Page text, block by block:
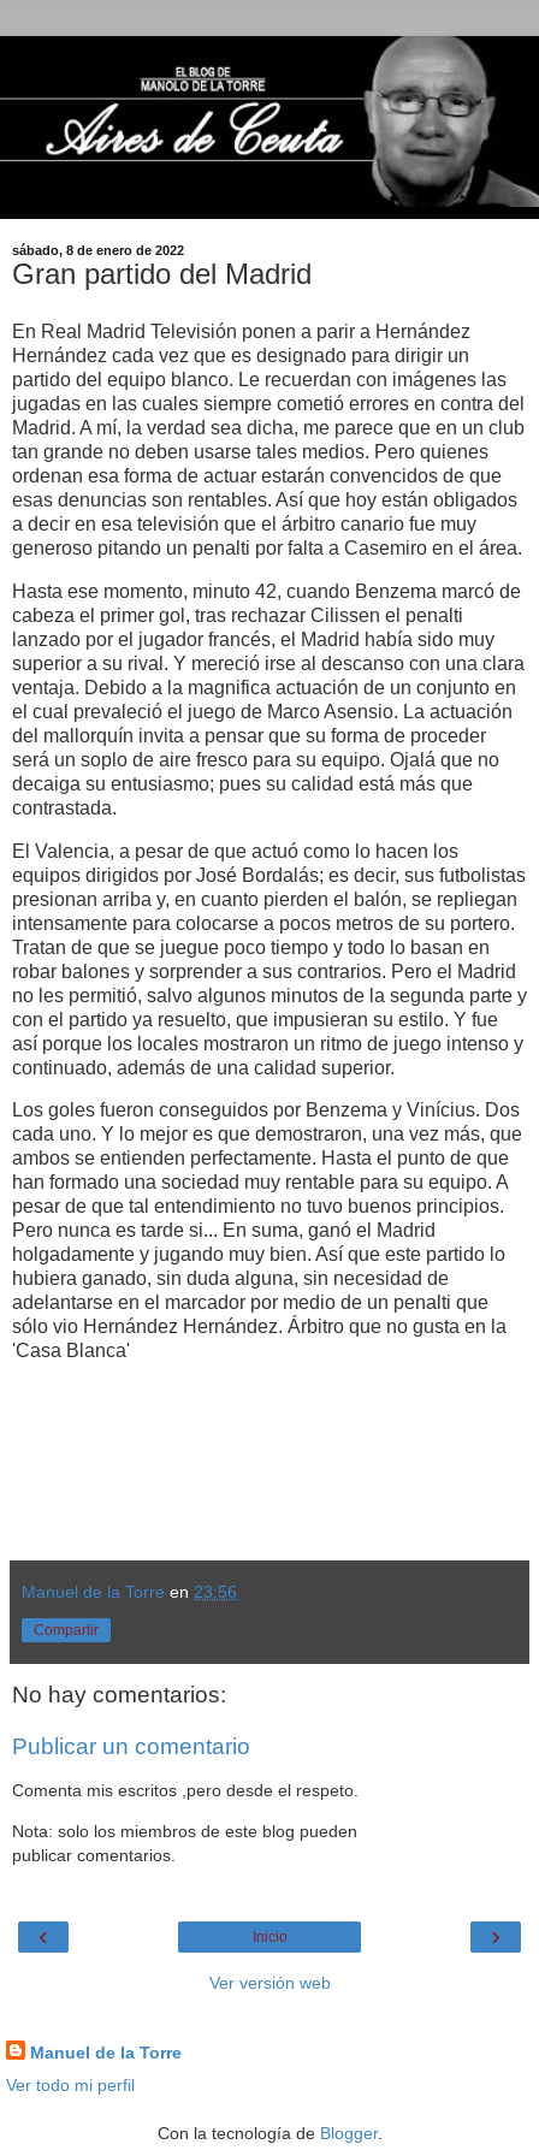
sábado, 8 de enero de 2022
Gran partido del Madrid
En Real Madrid Televisión ponen a parir a Hernández
Hernández cada vez que es designado para dirigir un
partido del equipo blanco. Le recuerdan con imágenes las
jugadas en las cuales siempre cometió errores en contra del
Madrid. A mí, la verdad sea dicha, me parece que en un club
tan grande no deben usarse tales medios. Pero quienes
ordenan esa forma de actuar estarán convencidos de que
esas denuncias son rentables. Así que hoy están obligados
a decir en esa televisión que el árbitro canario fue muy
generoso pitando un penalti por falta a Casemiro en el área.
Hasta ese momento, minuto 42, cuando Benzema marcó de
cabeza el primer gol, tras rechazar Cilissen el penalti
lanzado por el jugador francés, el Madrid había sido muy
superior a su rival. Y mereció irse al descanso con una clara
ventaja. Debido a la magnifica actuación de un conjunto en
el cual prevaleció el juego de Marco Asensio. La actuación
del mallorquín invita a pensar que su forma de proceder
será un soplo de aire fresco para su equipo. Ojalá que no
decaiga su entusiasmo; pues su calidad está más que
contrastada.
El Valencia, a pesar de que actuó como lo hacen los
equipos dirigidos por José Bordalás; es decir, sus futbolistas
presionan arriba y, en cuanto pierden el balón, se repliegan
intensamente para colocarse a pocos metros de su portero.
Tratan de que se juegue poco tiempo y todo lo basan en
robar balones y sorprender a sus contrarios. Pero el Madrid
no les permitió, salvo algunos minutos de la segunda parte y
con el partido ya resuelto, que impusieran su estilo. Y fue
así porque los locales mostraron un ritmo de juego intenso y
continuado, además de una calidad superior.
Los goles fueron conseguidos por Benzema y Vinícius. Dos
cada uno. Y lo mejor es que demostraron, una vez más, que
ambos se entienden perfectamente. Hasta el punto de que
han formado una sociedad muy rentable para su equipo. A
pesar de que tal entendimiento no tuvo buenos principios.
Pero nunca es tarde si... En suma, ganó el Madrid
holgadamente y jugando muy bien. Así que este partido lo
hubiera ganado, sin duda alguna, sin necesidad de
adelantarse en el marcador por medio de un penalti que
sólo vio Hernández Hernández. Árbitro que no gusta en la
'Casa Blanca'
Manuel de la Torre en 23:56
Compartir
No hay comentarios:
Publicar un comentario
Comenta mis escritos ,pero desde el respeto.
Nota: solo los miembros de este blog pueden
publicar comentarios.
‹ ›
Inicio
Ver versión web
Manuel de la Torre
Ver todo mi perfil
Con la tecnología de Blogger.